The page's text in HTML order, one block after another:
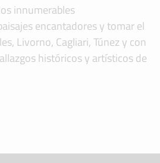
innumerables
encantadores y tomar el
Livorno, Cagliari, Túnez y con
históricos y artísticos de